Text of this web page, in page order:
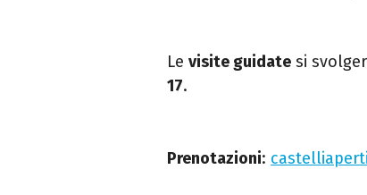
Le visite guidate si
17.
Prenotazioni: